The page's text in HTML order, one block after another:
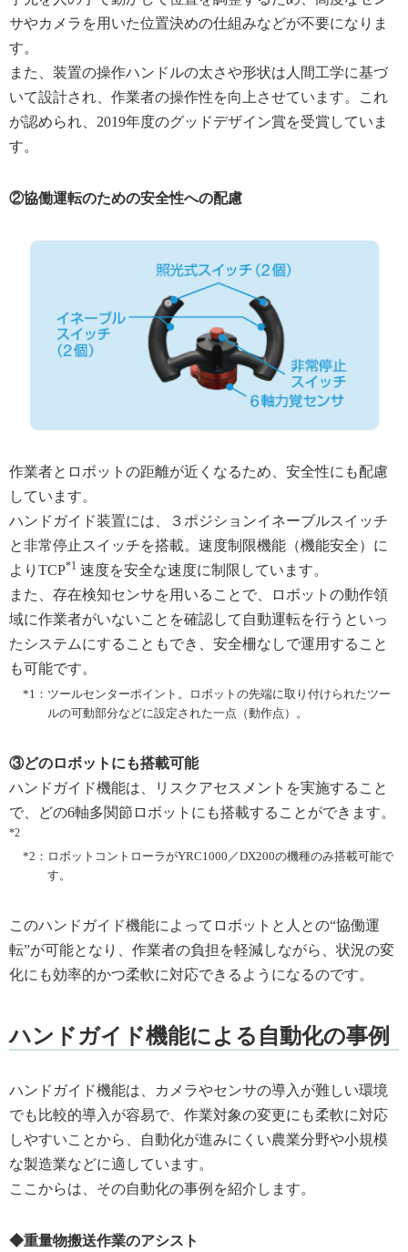
サやカメラを用いた位置決めの仕組みなどが不要になりま
す。
また、装置の操作ハンドルの太さや形状は人間工学に基づ
いて設計され、作業者の操作性を向上させています。これ
が認められ、2019年度のグッドデザイン賞を受賞していま
す。
②協働運転のための安全性への配慮
作業者とロボットの距離が近くなるため、安全性にも配慮
しています。
ハンドガイド装置には、３ポジションイネーブルスイッチ
と非常停止スイッチを搭載。速度制限機能（機能安全）に
よりTCP*1 速度を安全な速度に制限しています。
また、存在検知センサを用いることで、ロボットの動作領
域に作業者がいないことを確認して自動運転を行うといっ
たシステムにすることもでき、安全柵なしで運用すること
も可能です。
*1： ツールセンターポイント。ロボットの先端に取り付けられたツー
ルの可動部分などに設定された一点（動作点）。
③どのロボットにも搭載可能
ハンドガイド機能は、リスクアセスメントを実施すること
で、どの6軸多関節ロボットにも搭載することができます。
*2
*2： ロボットコントローラがYRC1000／DX200の機種のみ搭載可能で
す。
このハンドガイド機能によってロボットと人との“協働運
転”が可能となり、作業者の負担を軽減しながら、状況の変
化にも効率的かつ柔軟に対応できるようになるのです。
ハンドガイド機能による自動化の事例
ハンドガイド機能は、カメラやセンサの導入が難しい環境
でも比較的導入が容易で、作業対象の変更にも柔軟に対応
しやすいことから、自動化が進みにくい農業分野や小規模
な製造業などに適しています。
ここからは、その自動化の事例を紹介します。
◆重量物搬送作業のアシスト